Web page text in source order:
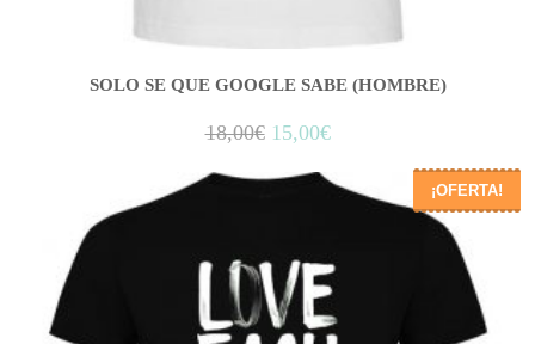
SOLO SE QUE GOOGLE SABE (HOMBRE)
18,00€ 15,00€
¡OFERTA!